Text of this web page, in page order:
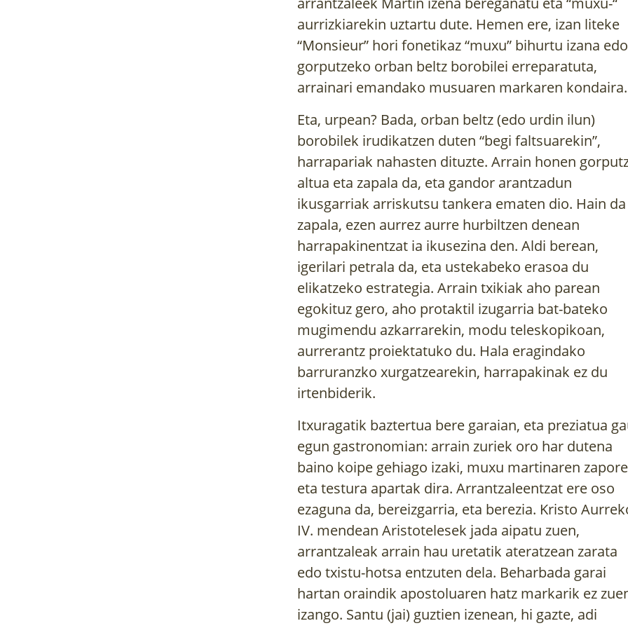
aurrizkiarekin uztartu dute. Hemen ere, izan liteke
“Monsieur” hori fonetikaz “muxu” bihurtu izana
gorputzeko orban beltz borobilei erreparatuta,
arrainari emandako musuaren markaren kondaira.
Eta, urpean? Bada, orban beltz (edo urdin ilun)
borobilek irudikatzen duten “begi faltsuarekin”,
harrapariak nahasten dituzte. Arrain honen
altua eta zapala da, eta gandor arantzadun
ikusgarriak arriskutsu tankera ematen dio. Hain da
zapala, ezen aurrez aurre hurbiltzen denean
harrapakinentzat ia ikusezina den. Aldi berean,
igerilari petrala da, eta ustekabeko erasoa du
elikatzeko estrategia. Arrain txikiak aho parean
egokituz gero, aho protaktil izugarria bat-bateko
mugimendu azkarrarekin, modu teleskopikoan,
aurrerantz proiektatuko du. Hala eragindako
barruranzko xurgatzearekin, harrapakinak ez du
irtenbiderik.
Itxuragatik baztertua bere garaian, eta preziatua
egun gastronomian: arrain zuriek oro har dutena
baino koipe gehiago izaki, muxu martinaren
eta testura apartak dira. Arrantzaleentzat ere oso
ezaguna da, bereizgarria, eta berezia. Kristo
IV. mendean Aristotelesek jada aipatu zuen,
arrantzaleak arrain hau uretatik ateratzean zarata
edo txistu-hotsa entzuten dela. Beharbada garai
hartan oraindik apostoluaren hatz markarik ez
izango. Santu (jai) guztien izenean, hi gazte, adi